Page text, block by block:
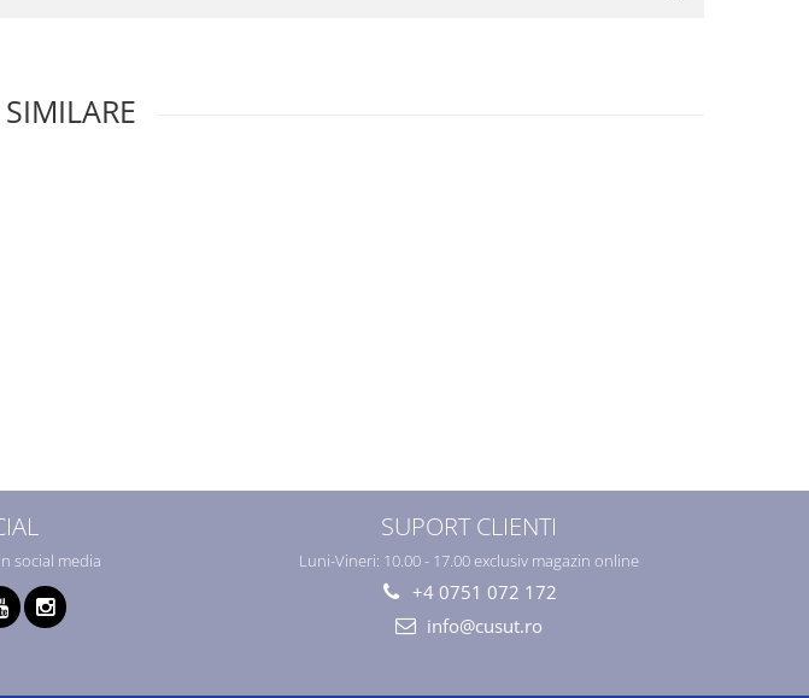
social media
SUPORT CLIENTI
Luni-Vineri: 10.00 - 17.00 exclusiv magazin online
+4 0751 072 172
info@cusut.ro